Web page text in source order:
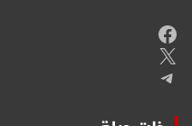
Facebook
X
Telegram